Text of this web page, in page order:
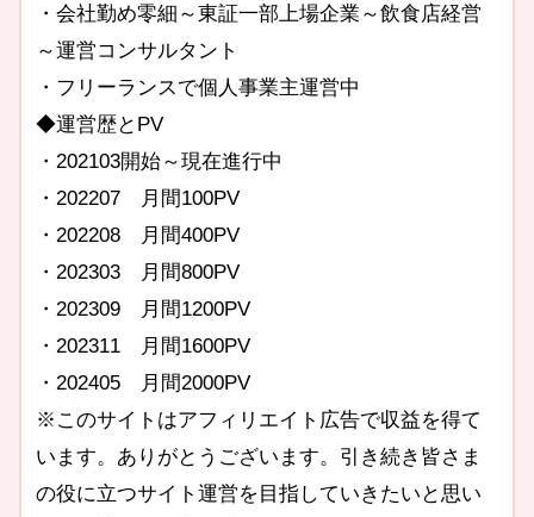
・会社勤め零細～東証一部上場企業～飲食店経営
～運営コンサルタント
・フリーランスで個人事業主運営中
◆運営歴とPV
・202103開始～現在進行中
・202207 月間100PV
・202208 月間400PV
・202303 月間800PV
・202309 月間1200PV
・202311 月間1600PV
・202405 月間2000PV
※このサイトはアフィリエイト広告で収益を得て
います。ありがとうございます。引き続き皆さま
の役に立つサイト運営を目指していきたいと思い